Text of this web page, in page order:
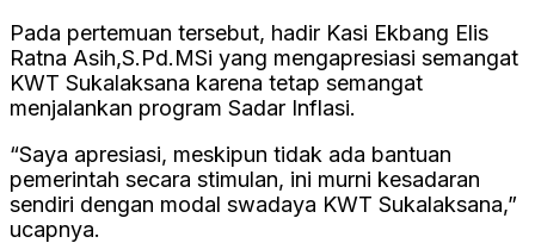
Pada pertemuan tersebut, hadir Kasi Ekbang Elis
Ratna Asih,S.Pd.MSi yang mengapresiasi semangat
KWT Sukalaksana karena tetap semangat
menjalankan program Sadar Inflasi.
“Saya apresiasi, meskipun tidak ada bantuan
pemerintah secara stimulan, ini murni kesadaran
sendiri dengan modal swadaya KWT Sukalaksana,”
ucapnya.